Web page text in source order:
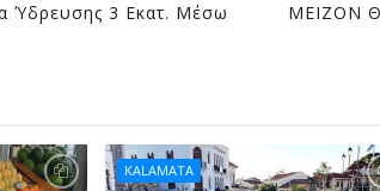
Ύδρευσης 3 Εκατ. Μέσω
ΜΕΙΖΟΝ
KALAMATA